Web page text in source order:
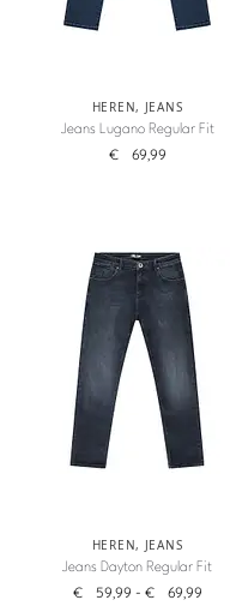
HEREN, JEANS
Jeans Lugano Regular Fit
€ 69,99
HEREN, JEANS
Jeans Dayton Regular Fit
€ 59,99 - € 69,99